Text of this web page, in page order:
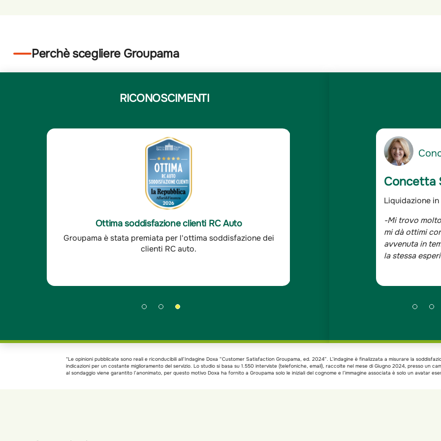
Perchè scegliere Groupama
RICONOSCIMENTI
Ottima soddisfazione clienti RC Auto
Groupama è stata premiata per l'ottima soddisfazione dei
clienti RC auto.
molto competenti e la
- Indagine Doxa*
Angela C.
Angela C.
Assicurazione di famiglia da oltre 40 anni
-Per noi è l'assicurazione di famiglia da oltre 40 anni e quando
di problema. - Indagine Doxa*
Concetta
Liquidazione
-Mi trovo
mi dà ottimi
avvenuta in
la stessa
*Le opinioni pubblicate sono reali e riconducibili all’Indagine Doxa “Customer Satisfaction Groupama, ed. 2024”. L’indagine è finalizzata a misurare la
indicazioni per un costante miglioramento del servizio. Lo studio si basa su 1.550 interviste (telefoniche, email), raccolte nel mese di Giugno 2024, presso un
al sondaggio viene garantito l’anonimato, per questo motivo Doxa ha fornito a Groupama solo le iniziali del cognome e l’immagine associata è solo un avatar